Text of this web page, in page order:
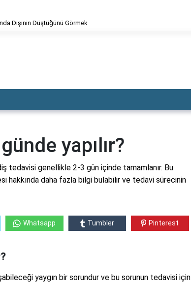
Dişinin Düştüğünü Görmek
yapılır?
tedavisi genellikle 2-3 gün içinde tamamlanır. Bu
hakkında daha fazla bilgi bulabilir ve tedavi sürecinin
Whatsapp Tumbler Pinterest
yaygın bir sorundur ve bu sorunun tedavisi için